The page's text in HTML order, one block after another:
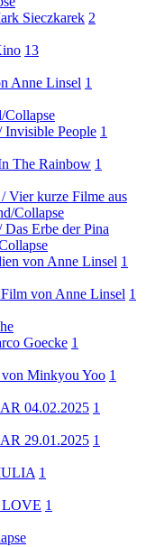
Sieczkarek 2
13
Anne Linsel 1
Collapse
Invisible People 1
The Rainbow 1
Vier kurze Filme aus
Collapse
Das Erbe der Pina
von Anne Linsel 1
von Anne Linsel 1
Goecke 1
Minkyou Yoo 1
04.02.2025 1
29.01.2025 1
1
1